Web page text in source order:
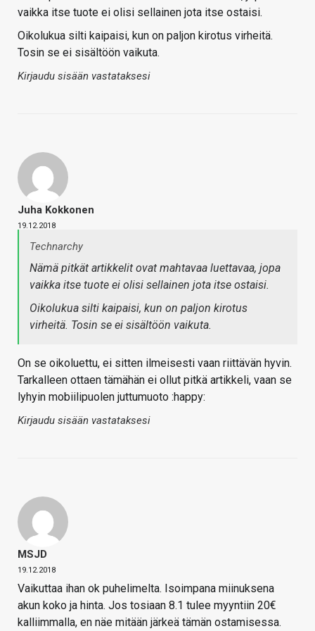
vaikka itse tuote ei olisi sellainen jota itse ostaisi.
Oikolukua silti kaipaisi, kun on paljon kirotus virheitä.
Tosin se ei sisältöön vaikuta.
Kirjaudu sisään vastataksesi
Juha Kokkonen
19.12.2018
Technarchy
Nämä pitkät artikkelit ovat mahtavaa luettavaa, jopa
vaikka itse tuote ei olisi sellainen jota itse ostaisi.
Oikolukua silti kaipaisi, kun on paljon kirotus
virheitä. Tosin se ei sisältöön vaikuta.
On se oikoluettu, ei sitten ilmeisesti vaan riittävän hyvin.
Tarkalleen ottaen tämähän ei ollut pitkä artikkeli, vaan se
lyhyin mobiilipuolen juttumuoto :happy:
Kirjaudu sisään vastataksesi
MSJD
19.12.2018
Vaikuttaa ihan ok puhelimelta. Isoimpana miinuksena
akun koko ja hinta. Jos tosiaan 8.1 tulee myyntiin 20€
kalliimmalla, en näe mitään järkeä tämän ostamisessa.